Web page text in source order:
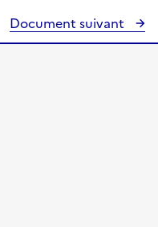
Document suivant